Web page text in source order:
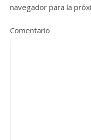
navegador para la
Comentario